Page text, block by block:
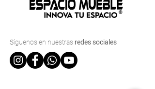
Síguenos en nuestras redes sociales